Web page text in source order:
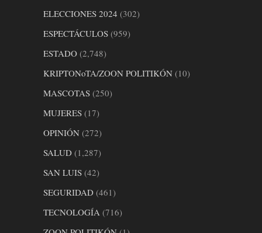
ELECCIONES 2024 (302)
ESPECTÁCULOS (959)
ESTADO (2,748)
KRIPTONoTA/ZOON POLITIKÓN (10)
MASCOTAS (250)
MUJERES (17)
OPINIÓN (272)
SALUD (1,287)
SAN LUIS (42)
SEGURIDAD (461)
TECNOLOGÍA (716)